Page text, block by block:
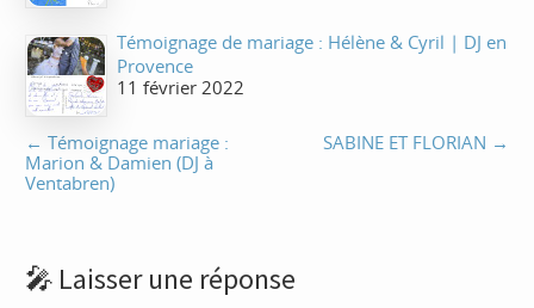
Témoignage de mariage : Hélène & Cyril | DJ en
Provence
11 février 2022
← Témoignage mariage :
Marion & Damien (DJ à
Ventabren)
SABINE ET FLORIAN →
Laisser une réponse